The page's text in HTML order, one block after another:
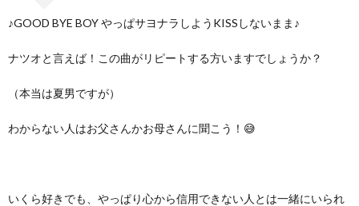
♪GOOD BYE BOY やっぱサヨナラしようKISSしないまま♪
ナツオと言えば！この曲がリピートする方いますでしょうか？
（本当は夏男ですが）
わからない人はお父さんかお母さんに聞こう！😅
いくら好きでも、やっぱり心から信用できない人とは一緒にいられ